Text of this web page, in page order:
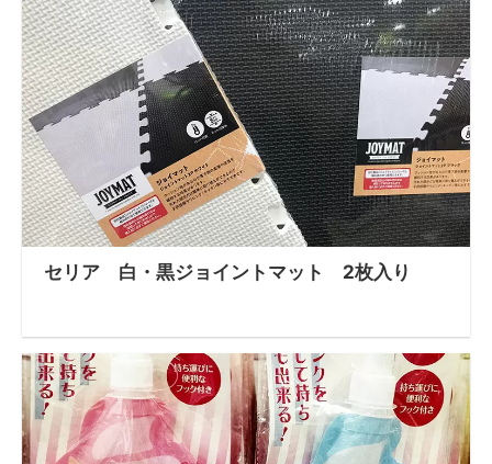
セリア 白・黒ジョイントマット 2枚入り